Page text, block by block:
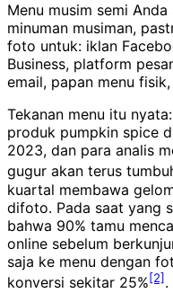
Menu musim semi
minuman musiman,
foto untuk: iklan
Business, platform
email, papan menu
Tekanan menu itu
produk pumpkin spice
2023, dan para analis
gugur akan terus
kuartal membawa
difoto. Pada saat yang
bahwa 90% tamu
online sebelum
saja ke menu dengan
konversi sekitar 25%[2].